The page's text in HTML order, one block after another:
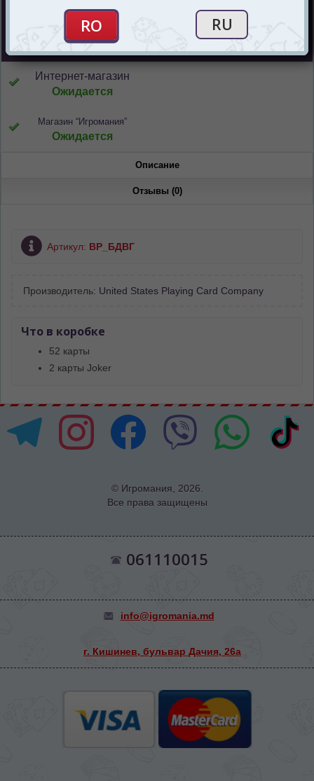
СООБЩИТЬ О ПОСТУПЛЕНИИ
Интернет-магазин
Ожидается
Магазин “Игромания”
Ожидается
Описание
Отзывы (0)
Артикул: ВР_БДВГ
Производитель: United States Playing Card Company
Что в коробке
52 карты
2 карты Joker
© Игромания, 2026.
Все права защищены
061110015
info@igromania.md
г. Кишинев, бульвар Дачия, 26а